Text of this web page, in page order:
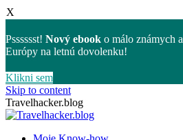
X
Psssssst! Nový ebook o málo známych
Európy na letnú dovolenku!
Klikni sem
Skip to content
Travelhacker.blog